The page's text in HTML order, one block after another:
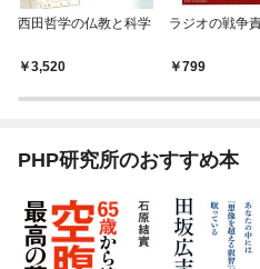
西田哲学の仏教と科学
3,520
ラジオの戦争
799
PHP研究所のおすすめ本